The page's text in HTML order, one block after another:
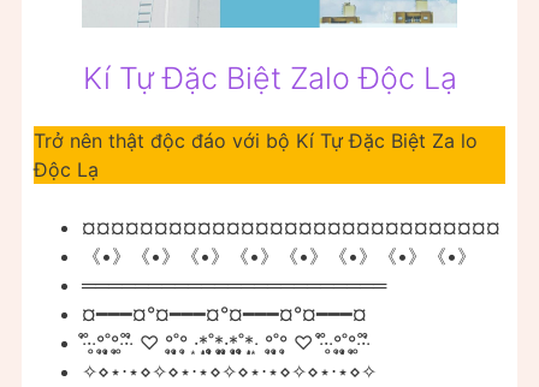
Kí Tự Đặc Biệt Zalo Độc Lạ
Trở nên thật độc đáo với bộ Kí Tự Đặc Biệt Za lo
Độc Lạ
¤¤¤¤¤¤¤¤¤¤¤¤¤¤¤¤¤¤¤¤¤¤¤¤¤¤¤¤¤
《•》《•》《•》《•》《•》《•》《•》《•》
═══════════════════════
¤━━━¤°¤━━━¤°¤━━━¤°¤━━━¤
‧̍̊·̊‧̥°̩̥˚̩̩̥͙°̩̥‧̥·̊‧̍̊ ♡ °̩̥˚̩̩̥͙°̩̥ ·͙*̩̩͙˚̩̥̩̥*̩̩̥͙·̩̩̥͙*̩̩̥͙˚̩̥̩̥*̩̩͙‧͙ °̩̥˚̩̩̥͙°̩̥ ♡ ‧̍̊·̊‧̥°̩̥˚̩̩̥͙°̩̥‧̥·̊‧̍̊
✧⋄⋆⋅⋆⋄✧⋄⋆⋅⋆⋄✧⋄⋆⋅⋆⋄✧⋄⋆⋅⋆⋄✧